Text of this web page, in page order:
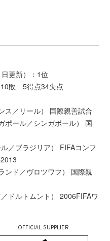
更新）：1位
敗 5得点34失点
／リール） 国際親善試合
ール／シンガポール） 国
ブラジリア） FIFAコンフ
ド／ヴロツワフ） 国際親
ルトムント） 2006FIFAワ
OFFICIAL SUPPLIER